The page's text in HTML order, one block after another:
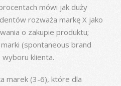
mówi jak duży
rozważa markę X jako
o zakupie produktu;
(spontaneous brand
klienta.
marek (3-6), które dla